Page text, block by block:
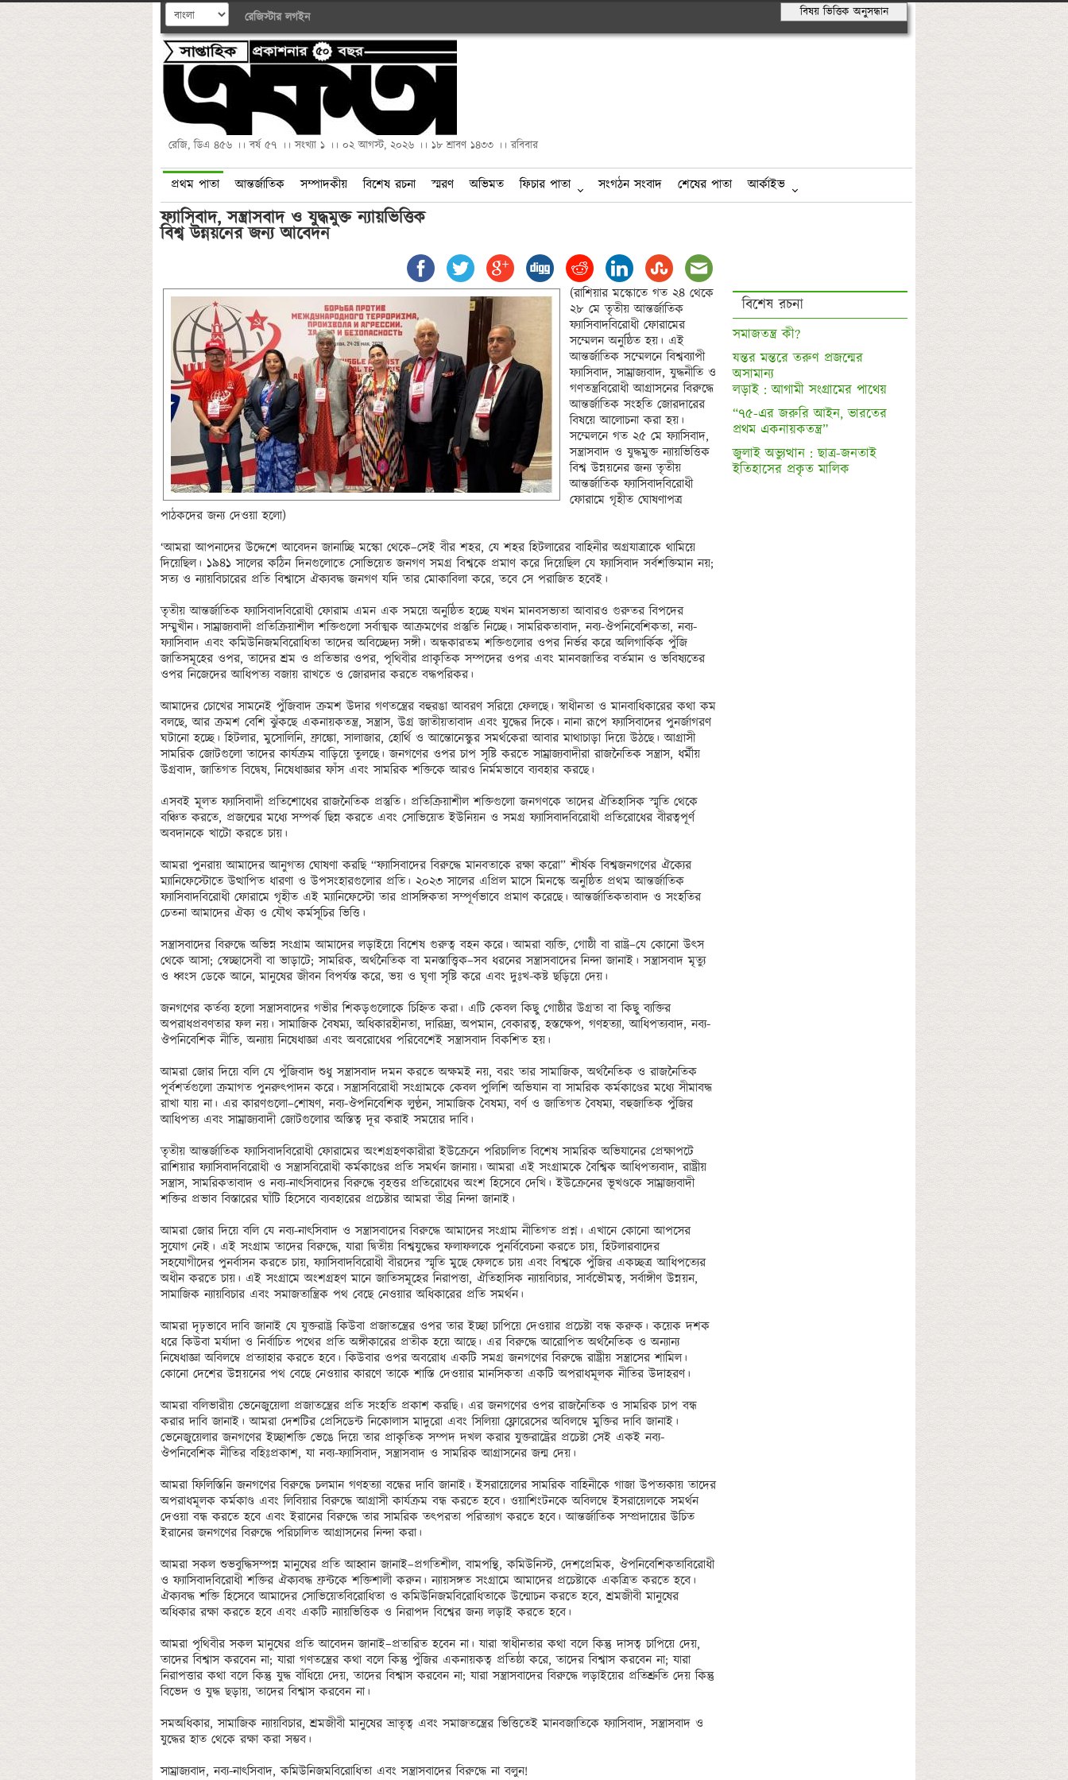
রেজিস্টার লগইন বিষয় ভিত্তিক অনুসন্ধান
রেজি, ডিএ ৪৫৬ ।। বর্ষ ৫৭ ।। সংখ্যা ১ ।। ০২ আগস্ট, ২০২৬ ।। ১৮ শ্রাবণ ১৪৩৩ ।। রবিবার
প্রথম পাতা আন্তর্জাতিক সম্পাদকীয় বিশেষ রচনা স্মরণ অভিমত ফিচার পাতা সংগঠন সংবাদ শেষের পাতা আর্কাইভ
ফ্যাসিবাদ, সন্ত্রাসবাদ ও যুদ্ধমুক্ত ন্যায়ভিত্তিক
বিশ্ব উন্নয়নের জন্য আবেদন
(রাশিয়ার মস্কোতে গত ২৪ থেকে
২৮ মে তৃতীয় আন্তর্জাতিক
ফ্যাসিবাদবিরোধী ফোরামের
সম্মেলন অনুষ্ঠিত হয়। এই
আন্তর্জাতিক সম্মেলনে বিশ্বব্যাপী
ফ্যাসিবাদ, সাম্রাজ্যবাদ, যুদ্ধনীতি ও
গণতন্ত্রবিরোধী আগ্রাসনের বিরুদ্ধে
আন্তর্জাতিক সংহতি জোরদারের
বিষয়ে আলোচনা করা হয়।
সম্মেলনে গত ২৫ মে ফ্যাসিবাদ,
সন্ত্রাসবাদ ও যুদ্ধমুক্ত ন্যায়ভিত্তিক
বিশ্ব উন্নয়নের জন্য তৃতীয়
আন্তর্জাতিক ফ্যাসিবাদবিরোধী
ফোরামে গৃহীত ঘোষণাপত্র
পাঠকদের জন্য দেওয়া হলো)
‘আমরা আপনাদের উদ্দেশে আবেদন জানাচ্ছি মস্কো থেকে–সেই বীর শহর, যে শহর হিটলারের বাহিনীর অগ্রযাত্রাকে থামিয়ে
দিয়েছিল। ১৯৪১ সালের কঠিন দিনগুলোতে সোভিয়েত জনগণ সমগ্র বিশ্বকে প্রমাণ করে দিয়েছিল যে ফ্যাসিবাদ সর্বশক্তিমান নয়;
সত্য ও ন্যায়বিচারের প্রতি বিশ্বাসে ঐক্যবদ্ধ জনগণ যদি তার মোকাবিলা করে, তবে সে পরাজিত হবেই।
তৃতীয় আন্তর্জাতিক ফ্যাসিবাদবিরোধী ফোরাম এমন এক সময়ে অনুষ্ঠিত হচ্ছে যখন মানবসভ্যতা আবারও গুরুতর বিপদের
সম্মুখীন। সাম্রাজ্যবাদী প্রতিক্রিয়াশীল শক্তিগুলো সর্বাত্মক আক্রমণের প্রস্তুতি নিচ্ছে। সামরিকতাবাদ, নব্য-ঔপনিবেশিকতা, নব্য-
ফ্যাসিবাদ এবং কমিউনিজমবিরোধিতা তাদের অবিচ্ছেদ্য সঙ্গী। অন্ধকারতম শক্তিগুলোর ওপর নির্ভর করে অলিগার্কিক পুঁজি
জাতিসমূহের ওপর, তাদের শ্রম ও প্রতিভার ওপর, পৃথিবীর প্রাকৃতিক সম্পদের ওপর এবং মানবজাতির বর্তমান ও ভবিষ্যতের
ওপর নিজেদের আধিপত্য বজায় রাখতে ও জোরদার করতে বদ্ধপরিকর।
আমাদের চোখের সামনেই পুঁজিবাদ ক্রমশ উদার গণতন্ত্রের বহুরঙা আবরণ সরিয়ে ফেলছে। স্বাধীনতা ও মানবাধিকারের কথা কম
বলছে, আর ক্রমশ বেশি ঝুঁকছে একনায়কতন্ত্র, সন্ত্রাস, উগ্র জাতীয়তাবাদ এবং যুদ্ধের দিকে। নানা রূপে ফ্যাসিবাদের পুনর্জাগরণ
ঘটানো হচ্ছে। হিটলার, মুসোলিনি, ফ্রাঙ্কো, সালাজার, হোর্থি ও আন্তোনেস্কুর সমর্থকেরা আবার মাথাচাড়া দিয়ে উঠছে। আগ্রাসী
সামরিক জোটগুলো তাদের কার্যক্রম বাড়িয়ে তুলছে। জনগণের ওপর চাপ সৃষ্টি করতে সাম্রাজ্যবাদীরা রাজনৈতিক সন্ত্রাস, ধর্মীয়
উগ্রবাদ, জাতিগত বিদ্বেষ, নিষেধাজ্ঞার ফাঁস এবং সামরিক শক্তিকে আরও নির্মমভাবে ব্যবহার করছে।
এসবই মূলত ফ্যাসিবাদী প্রতিশোধের রাজনৈতিক প্রস্তুতি। প্রতিক্রিয়াশীল শক্তিগুলো জনগণকে তাদের ঐতিহাসিক স্মৃতি থেকে
বঞ্চিত করতে, প্রজন্মের মধ্যে সম্পর্ক ছিন্ন করতে এবং সোভিয়েত ইউনিয়ন ও সমগ্র ফ্যাসিবাদবিরোধী প্রতিরোধের বীরত্বপূর্ণ
অবদানকে খাটো করতে চায়।
আমরা পুনরায় আমাদের আনুগত্য ঘোষণা করছি “ফ্যাসিবাদের বিরুদ্ধে মানবতাকে রক্ষা করো” শীর্ষক বিশ্বজনগণের ঐক্যের
ম্যানিফেস্টোতে উত্থাপিত ধারণা ও উপসংহারগুলোর প্রতি। ২০২৩ সালের এপ্রিল মাসে মিনস্কে অনুষ্ঠিত প্রথম আন্তর্জাতিক
ফ্যাসিবাদবিরোধী ফোরামে গৃহীত এই ম্যানিফেস্টো তার প্রাসঙ্গিকতা সম্পূর্ণভাবে প্রমাণ করেছে। আন্তর্জাতিকতাবাদ ও সংহতির
চেতনা আমাদের ঐক্য ও যৌথ কর্মসূচির ভিত্তি।
সন্ত্রাসবাদের বিরুদ্ধে অভিন্ন সংগ্রাম আমাদের লড়াইয়ে বিশেষ গুরুত্ব বহন করে। আমরা ব্যক্তি, গোষ্ঠী বা রাষ্ট্র–যে কোনো উৎস
থেকে আসা; স্বেচ্ছাসেবী বা ভাড়াটে; সামরিক, অর্থনৈতিক বা মনস্তাত্ত্বিক–সব ধরনের সন্ত্রাসবাদের নিন্দা জানাই। সন্ত্রাসবাদ মৃত্যু
ও ধ্বংস ডেকে আনে, মানুষের জীবন বিপর্যস্ত করে, ভয় ও ঘৃণা সৃষ্টি করে এবং দুঃখ-কষ্ট ছড়িয়ে দেয়।
জনগণের কর্তব্য হলো সন্ত্রাসবাদের গভীর শিকড়গুলোকে চিহ্নিত করা। এটি কেবল কিছু গোষ্ঠীর উগ্রতা বা কিছু ব্যক্তির
অপরাধপ্রবণতার ফল নয়। সামাজিক বৈষম্য, অধিকারহীনতা, দারিদ্র্য, অপমান, বেকারত্ব, হস্তক্ষেপ, গণহত্যা, আধিপত্যবাদ, নব্য-
ঔপনিবেশিক নীতি, অন্যায় নিষেধাজ্ঞা এবং অবরোধের পরিবেশেই সন্ত্রাসবাদ বিকশিত হয়।
আমরা জোর দিয়ে বলি যে পুঁজিবাদ শুধু সন্ত্রাসবাদ দমন করতে অক্ষমই নয়, বরং তার সামাজিক, অর্থনৈতিক ও রাজনৈতিক
পূর্বশর্তগুলো ক্রমাগত পুনরুৎপাদন করে। সন্ত্রাসবিরোধী সংগ্রামকে কেবল পুলিশি অভিযান বা সামরিক কর্মকাণ্ডের মধ্যে সীমাবদ্ধ
রাখা যায় না। এর কারণগুলো–শোষণ, নব্য-ঔপনিবেশিক লুণ্ঠন, সামাজিক বৈষম্য, বর্ণ ও জাতিগত বৈষম্য, বহুজাতিক পুঁজির
আধিপত্য এবং সাম্রাজ্যবাদী জোটগুলোর অস্তিত্ব দূর করাই সময়ের দাবি।
তৃতীয় আন্তর্জাতিক ফ্যাসিবাদবিরোধী ফোরামের অংশগ্রহণকারীরা ইউক্রেনে পরিচালিত বিশেষ সামরিক অভিযানের প্রেক্ষাপটে
রাশিয়ার ফ্যাসিবাদবিরোধী ও সন্ত্রাসবিরোধী কর্মকাণ্ডের প্রতি সমর্থন জানায়। আমরা এই সংগ্রামকে বৈশ্বিক আধিপত্যবাদ, রাষ্ট্রীয়
সন্ত্রাস, সামরিকতাবাদ ও নব্য-নাৎসিবাদের বিরুদ্ধে বৃহত্তর প্রতিরোধের অংশ হিসেবে দেখি। ইউক্রেনের ভূখণ্ডকে সাম্রাজ্যবাদী
শক্তির প্রভাব বিস্তারের ঘাঁটি হিসেবে ব্যবহারের প্রচেষ্টার আমরা তীব্র নিন্দা জানাই।
আমরা জোর দিয়ে বলি যে নব্য-নাৎসিবাদ ও সন্ত্রাসবাদের বিরুদ্ধে আমাদের সংগ্রাম নীতিগত প্রশ্ন। এখানে কোনো আপসের
সুযোগ নেই। এই সংগ্রাম তাদের বিরুদ্ধে, যারা দ্বিতীয় বিশ্বযুদ্ধের ফলাফলকে পুনর্বিবেচনা করতে চায়, হিটলারবাদের
সহযোগীদের পুনর্বাসন করতে চায়, ফ্যাসিবাদবিরোধী বীরদের স্মৃতি মুছে ফেলতে চায় এবং বিশ্বকে পুঁজির একচ্ছত্র আধিপত্যের
অধীন করতে চায়। এই সংগ্রামে অংশগ্রহণ মানে জাতিসমূহের নিরাপত্তা, ঐতিহাসিক ন্যায়বিচার, সার্বভৌমত্ব, সর্বাঙ্গীণ উন্নয়ন,
সামাজিক ন্যায়বিচার এবং সমাজতান্ত্রিক পথ বেছে নেওয়ার অধিকারের প্রতি সমর্থন।
আমরা দৃঢ়ভাবে দাবি জানাই যে যুক্তরাষ্ট্র কিউবা প্রজাতন্ত্রের ওপর তার ইচ্ছা চাপিয়ে দেওয়ার প্রচেষ্টা বন্ধ করুক। কয়েক দশক
ধরে কিউবা মর্যাদা ও নির্বাচিত পথের প্রতি অঙ্গীকারের প্রতীক হয়ে আছে। এর বিরুদ্ধে আরোপিত অর্থনৈতিক ও অন্যান্য
নিষেধাজ্ঞা অবিলম্বে প্রত্যাহার করতে হবে। কিউবার ওপর অবরোধ একটি সমগ্র জনগণের বিরুদ্ধে রাষ্ট্রীয় সন্ত্রাসের শামিল।
কোনো দেশের উন্নয়নের পথ বেছে নেওয়ার কারণে তাকে শাস্তি দেওয়ার মানসিকতা একটি অপরাধমূলক নীতির উদাহরণ।
আমরা বলিভারীয় ভেনেজুয়েলা প্রজাতন্ত্রের প্রতি সংহতি প্রকাশ করছি। এর জনগণের ওপর রাজনৈতিক ও সামরিক চাপ বন্ধ
করার দাবি জানাই। আমরা দেশটির প্রেসিডেন্ট নিকোলাস মাদুরো এবং সিলিয়া ফ্লোরেসের অবিলম্বে মুক্তির দাবি জানাই।
ভেনেজুয়েলার জনগণের ইচ্ছাশক্তি ভেঙে দিয়ে তার প্রাকৃতিক সম্পদ দখল করার যুক্তরাষ্ট্রের প্রচেষ্টা সেই একই নব্য-
ঔপনিবেশিক নীতির বহিঃপ্রকাশ, যা নব্য-ফ্যাসিবাদ, সন্ত্রাসবাদ ও সামরিক আগ্রাসনের জন্ম দেয়।
আমরা ফিলিস্তিনি জনগণের বিরুদ্ধে চলমান গণহত্যা বন্ধের দাবি জানাই। ইসরায়েলের সামরিক বাহিনীকে গাজা উপত্যকায় তাদের
অপরাধমূলক কর্মকাণ্ড এবং লিবিয়ার বিরুদ্ধে আগ্রাসী কার্যক্রম বন্ধ করতে হবে। ওয়াশিংটনকে অবিলম্বে ইসরায়েলকে সমর্থন
দেওয়া বন্ধ করতে হবে এবং ইরানের বিরুদ্ধে তার সামরিক তৎপরতা পরিত্যাগ করতে হবে। আন্তর্জাতিক সম্প্রদায়ের উচিত
ইরানের জনগণের বিরুদ্ধে পরিচালিত আগ্রাসনের নিন্দা করা।
আমরা সকল শুভবুদ্ধিসম্পন্ন মানুষের প্রতি আহ্বান জানাই–প্রগতিশীল, বামপন্থি, কমিউনিস্ট, দেশপ্রেমিক, ঔপনিবেশিকতাবিরোধী
ও ফ্যাসিবাদবিরোধী শক্তির ঐক্যবদ্ধ ফ্রন্টকে শক্তিশালী করুন। ন্যায়সঙ্গত সংগ্রামে আমাদের প্রচেষ্টাকে একত্রিত করতে হবে।
ঐক্যবদ্ধ শক্তি হিসেবে আমাদের সোভিয়েতবিরোধিতা ও কমিউনিজমবিরোধিতাকে উন্মোচন করতে হবে, শ্রমজীবী মানুষের
অধিকার রক্ষা করতে হবে এবং একটি ন্যায়ভিত্তিক ও নিরাপদ বিশ্বের জন্য লড়াই করতে হবে।
আমরা পৃথিবীর সকল মানুষের প্রতি আবেদন জানাই–প্রতারিত হবেন না। যারা স্বাধীনতার কথা বলে কিন্তু দাসত্ব চাপিয়ে দেয়,
তাদের বিশ্বাস করবেন না; যারা গণতন্ত্রের কথা বলে কিন্তু পুঁজির একনায়কত্ব প্রতিষ্ঠা করে, তাদের বিশ্বাস করবেন না; যারা
নিরাপত্তার কথা বলে কিন্তু যুদ্ধ বাঁধিয়ে দেয়, তাদের বিশ্বাস করবেন না; যারা সন্ত্রাসবাদের বিরুদ্ধে লড়াইয়ের প্রতিশ্রুতি দেয় কিন্তু
বিভেদ ও যুদ্ধ ছড়ায়, তাদের বিশ্বাস করবেন না।
সমঅধিকার, সামাজিক ন্যায়বিচার, শ্রমজীবী মানুষের ভ্রাতৃত্ব এবং সমাজতন্ত্রের ভিত্তিতেই মানবজাতিকে ফ্যাসিবাদ, সন্ত্রাসবাদ ও
যুদ্ধের হাত থেকে রক্ষা করা সম্ভব।
সাম্রাজ্যবাদ, নব্য-নাৎসিবাদ, কমিউনিজমবিরোধিতা এবং সন্ত্রাসবাদের বিরুদ্ধে না বলুন!
বিশেষ রচনা
সমাজতন্ত্র কী?
যন্তর মন্তরে তরুণ প্রজন্মের
অসামান্য
“৭৫-এর জরুরি আইন, ভারতের
প্রথম একনায়কতন্ত্র”
জুলাই অভ্যুত্থান : ছাত্র-জনতাই
ইতিহাসের প্রকৃত মালিক